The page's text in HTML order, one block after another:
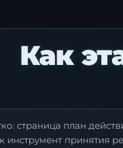
Как
страница план
инструмент принятия